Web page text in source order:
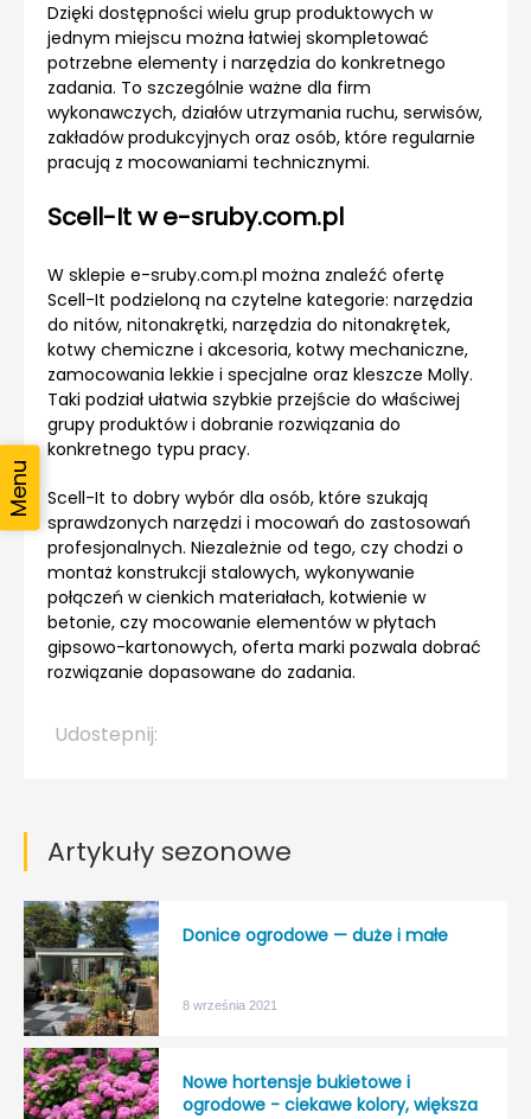
Dzięki dostępności wielu grup produktowych w
jednym miejscu można łatwiej skompletować
potrzebne elementy i narzędzia do konkretnego
zadania. To szczególnie ważne dla firm
wykonawczych, działów utrzymania ruchu, serwisów,
zakładów produkcyjnych oraz osób, które regularnie
pracują z mocowaniami technicznymi.
Scell-It w e-sruby.com.pl
W sklepie e-sruby.com.pl można znaleźć ofertę
Scell-It podzieloną na czytelne kategorie: narzędzia
do nitów, nitonakrętki, narzędzia do nitonakrętek,
kotwy chemiczne i akcesoria, kotwy mechaniczne,
zamocowania lekkie i specjalne oraz kleszcze Molly.
Taki podział ułatwia szybkie przejście do właściwej
grupy produktów i dobranie rozwiązania do
konkretnego typu pracy.
Scell-It to dobry wybór dla osób, które szukają
sprawdzonych narzędzi i mocowań do zastosowań
profesjonalnych. Niezależnie od tego, czy chodzi o
montaż konstrukcji stalowych, wykonywanie
połączeń w cienkich materiałach, kotwienie w
betonie, czy mocowanie elementów w płytach
gipsowo-kartonowych, oferta marki pozwala dobrać
rozwiązanie dopasowane do zadania.
Udostepnij:
Artykuły sezonowe
Donice ogrodowe — duże i małe
8 września 2021
Nowe hortensje bukietowe i
ogrodowe - ciekawe kolory, większa